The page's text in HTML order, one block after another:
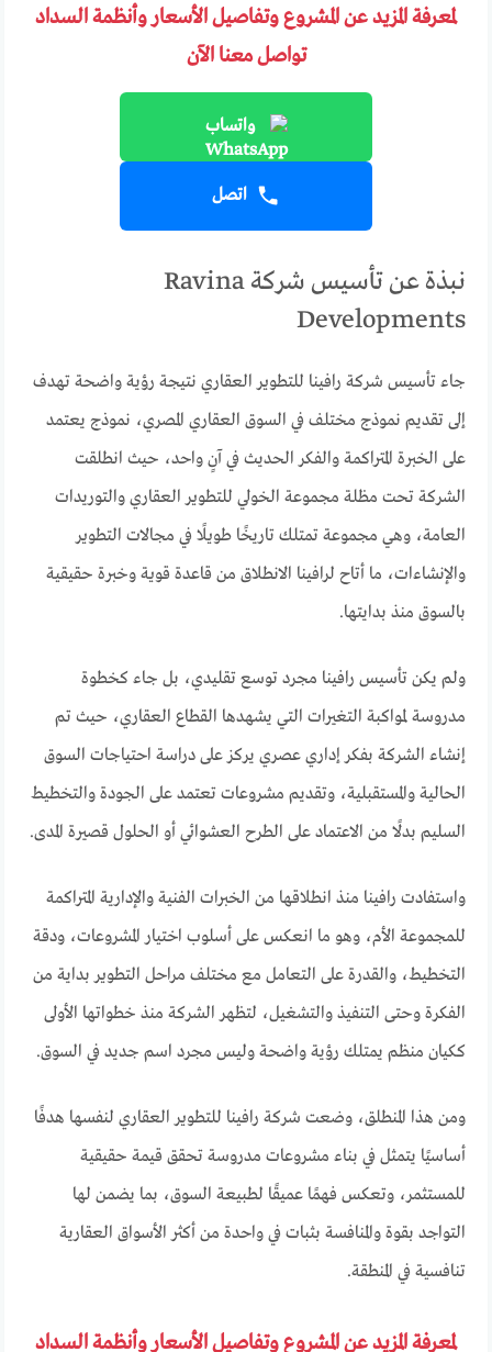
لمعرفة المزيد عن المشروع وتفاصيل الأسعار وأنظمة السداد
تواصل معنا الآن
واتساب
اتصل
نبذة عن تأسيس شركة Ravina
Developments
جاء تأسيس شركة رافينا للتطوير العقاري نتيجة رؤية واضحة تهدف
إلى تقديم نموذج مختلف في السوق العقاري المصري، نموذج يعتمد
على الخبرة المتراكمة والفكر الحديث في آنٍ واحد، حيث انطلقت
الشركة تحت مظلة مجموعة الخولي للتطوير العقاري والتوريدات
العامة، وهي مجموعة تمتلك تاريخًا طويلًا في مجالات التطوير
والإنشاءات، ما أتاح لرافينا الانطلاق من قاعدة قوية وخبرة حقيقية
بالسوق منذ بدايتها.
ولم يكن تأسيس رافينا مجرد توسع تقليدي، بل جاء كخطوة
مدروسة لمواكبة التغيرات التي يشهدها القطاع العقاري، حيث تم
إنشاء الشركة بفكر إداري عصري يركز على دراسة احتياجات السوق
الحالية والمستقبلية، وتقديم مشروعات تعتمد على الجودة والتخطيط
السليم بدلًا من الاعتماد على الطرح العشوائي أو الحلول قصيرة المدى.
واستفادت رافينا منذ انطلاقها من الخبرات الفنية والإدارية المتراكمة
للمجموعة الأم، وهو ما انعكس على أسلوب اختيار المشروعات، ودقة
التخطيط، والقدرة على التعامل مع مختلف مراحل التطوير بداية من
الفكرة وحتى التنفيذ والتشغيل، لتظهر الشركة منذ خطواتها الأولى
ككيان منظم يمتلك رؤية واضحة وليس مجرد اسم جديد في السوق.
ومن هذا المنطلق، وضعت شركة رافينا للتطوير العقاري لنفسها هدفًا
أساسيًا يتمثل في بناء مشروعات مدروسة تحقق قيمة حقيقية
للمستثمر، وتعكس فهمًا عميقًا لطبيعة السوق، بما يضمن لها
التواجد بقوة والمنافسة بثبات في واحدة من أكثر الأسواق العقارية
تنافسية في المنطقة.
لمعرفة المزيد عن المشروع وتفاصيل الأسعار وأنظمة السداد